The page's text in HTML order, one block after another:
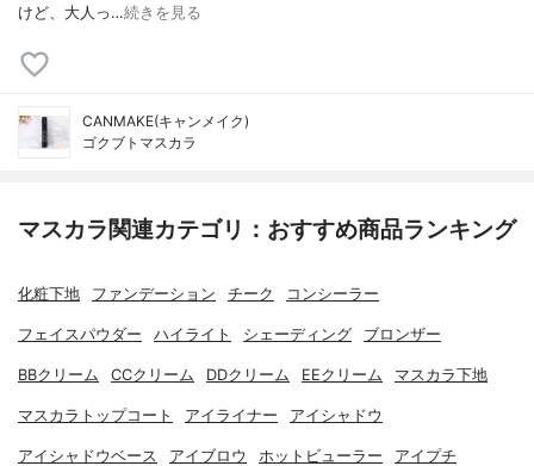
けど、大人っ…続きを見る
CANMAKE(キャンメイク)
ゴクブトマスカラ
マスカラ関連カテゴリ：おすすめ商品ランキング
化粧下地 ファンデーション チーク コンシーラー
フェイスパウダー ハイライト シェーディング ブロンザー
BBクリーム CCクリーム DDクリーム EEクリーム マスカラ下地
マスカラトップコート アイライナー アイシャドウ
アイシャドウベース アイブロウ ホットビューラー アイプチ